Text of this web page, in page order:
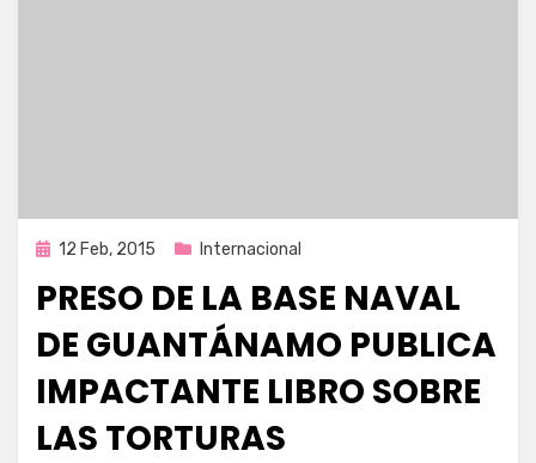
Publicada
12 Feb, 2015 Internacional
PRESO DE LA BASE NAVAL
DE GUANTÁNAMO PUBLICA
IMPACTANTE LIBRO SOBRE
LAS TORTURAS